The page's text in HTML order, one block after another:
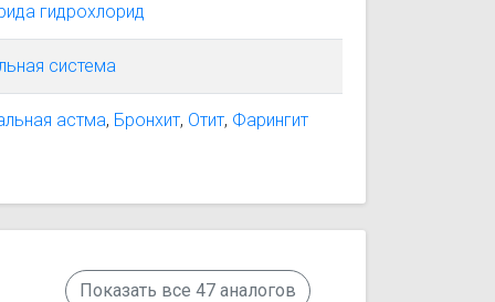
гидрохлорид
система
астма, Бронхит, Отит, Фарингит
Показать все 47 аналогов